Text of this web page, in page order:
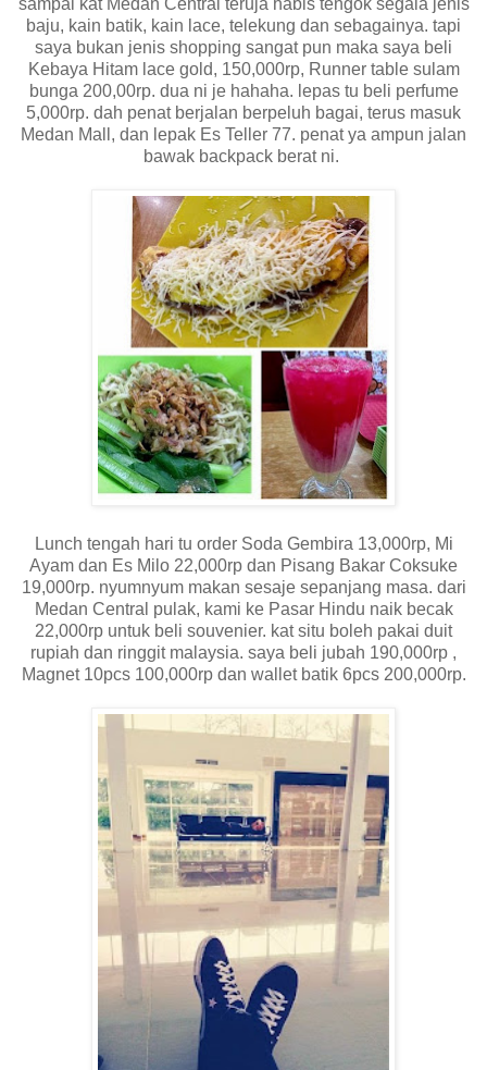
sampai kat Medan Central teruja habis tengok segala jenis
baju, kain batik, kain lace, telekung dan sebagainya. tapi
saya bukan jenis shopping sangat pun maka saya beli
Kebaya Hitam lace gold, 150,000rp, Runner table sulam
bunga 200,00rp. dua ni je hahaha. lepas tu beli perfume
5,000rp. dah penat berjalan berpeluh bagai, terus masuk
Medan Mall, dan lepak Es Teller 77. penat ya ampun jalan
bawak backpack berat ni.
Lunch tengah hari tu order Soda Gembira 13,000rp, Mi
Ayam dan Es Milo 22,000rp dan Pisang Bakar Coksuke
19,000rp. nyumnyum makan sesaje sepanjang masa. dari
Medan Central pulak, kami ke Pasar Hindu naik becak
22,000rp untuk beli souvenier. kat situ boleh pakai duit
rupiah dan ringgit malaysia. saya beli jubah 190,000rp ,
Magnet 10pcs 100,000rp dan wallet batik 6pcs 200,000rp.